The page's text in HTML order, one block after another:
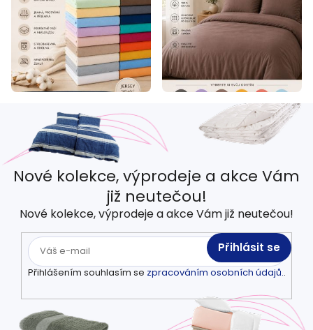
Nové kolekce, výprodeje a akce Vám
již neutečou!
Nové kolekce, výprodeje a akce Vám již neutečou!
Přihlášením souhlasím se zpracováním osobních údajů..
Přihlásit se